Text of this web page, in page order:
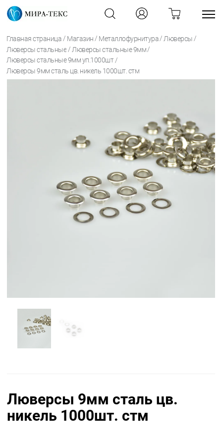
Главная страница / Магазин / Металлофурнитура / Люверсы /
Люверсы стальные / Люверсы стальные 9мм /
Люверсы стальные 9мм уп.1000шт /
Люверсы 9мм сталь цв. никель 1000шт. стм
Люверсы 9мм сталь цв.
никель 1000шт. стм